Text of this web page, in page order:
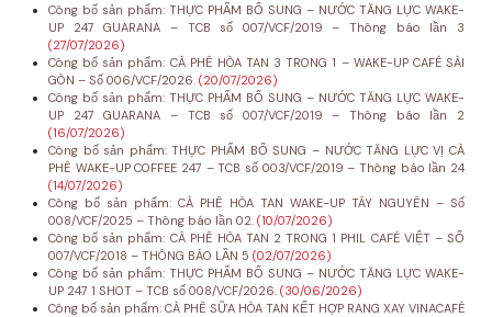
Công bố sản phẩm: THỰC PHẨM BỔ SUNG – NƯỚC TĂNG LỰC WAKE-
UP 247 GUARANA – TCB số 007/VCF/2019 – Thông báo lần 3
(27/07/2026)
Công bố sản phẩm: CÀ PHÊ HÒA TAN 3 TRONG 1 – WAKE-UP CAFÉ SÀI
GÒN – Số 006/VCF/2026. (20/07/2026)
Công bố sản phẩm: THỰC PHẨM BỔ SUNG – NƯỚC TĂNG LỰC WAKE-
UP 247 GUARANA – TCB số 007/VCF/2019 – Thông báo lần 2
(16/07/2026)
Công bố sản phẩm: THỰC PHẨM BỔ SUNG – NƯỚC TĂNG LỰC VỊ CÀ
PHÊ WAKE-UP COFFEE 247 – TCB số 003/VCF/2019 – Thông báo lần 24
(14/07/2026)
Công bố sản phẩm: CÀ PHÊ HÒA TAN WAKE-UP TÂY NGUYÊN – Số
008/VCF/2025 – Thông báo lần 02. (10/07/2026)
Công bố sản phẩm: CÀ PHÊ HÒA TAN 2 TRONG 1 PHIL CAFÉ VIỆT – SỐ
007/VCF/2018 – THÔNG BÁO LẦN 5 (02/07/2026)
Công bố sản phẩm: THỰC PHẨM BỔ SUNG – NƯỚC TĂNG LỰC WAKE-
UP 247 1 SHOT – TCB số 008/VCF/2026. (30/06/2026)
Công bố sản phẩm: CÀ PHÊ SỮA HÒA TAN KẾT HỢP RANG XAY VINACAFÉ